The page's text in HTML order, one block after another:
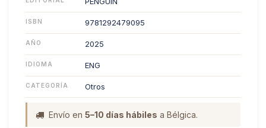
ISBN 9781292479095
AÑO 2025
IDIOMA ENG
CATEGORÍA Otros
Envío en 5–10 días hábiles a Bélgica.